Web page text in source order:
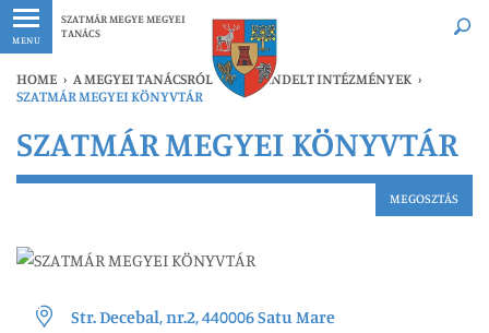
MENU
SZATMÁR MEGYE MEGYEI
TANÁCS
Legfrissebb Bármikor
HOME › A MEGYEI TANÁCSRÓL › ALÁRENDELT INTÉZMÉNYEK ›
SZATMÁR MEGYEI KÖNYVTÁR
SZATMÁR MEGYEI KÖNYVTÁR
MEGOSZTÁS
Str. Decebal, nr.2, 440006 Satu Mare